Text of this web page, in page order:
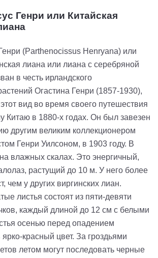
Генри или Китайская
(Parthenocissus Henryana) или
лиана или лиана с серебряной
в честь ирландского
Огастина Генри (1857-1930),
вид во время своего путешествия
Китаю в 1880-х годах. Он был завезен
другим великим коллекционером
Генри Уилсоном, в 1903 году. В
влажных скалах. Это энергичный,
растущий до 10 м. У него более
чем у других виргинских лиан.
листья состоят из пяти-девяти
каждый длиной до 12 см с белыми
осенью перед опадением
красный цвет. За гроздьями
летом могут последовать черные